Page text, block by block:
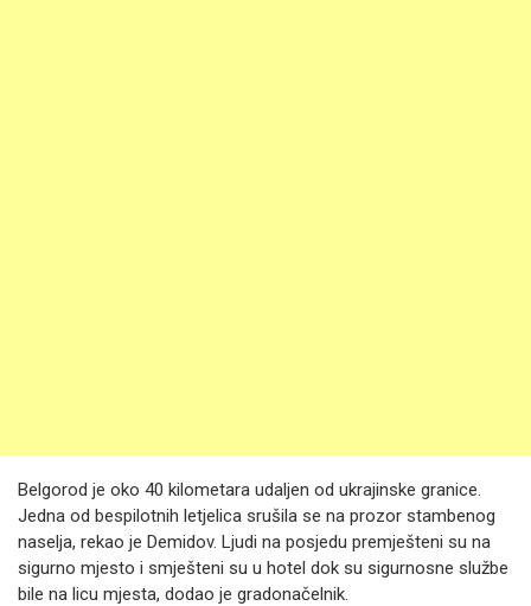
Belgorod je oko 40 kilometara udaljen od ukrajinske granice.
Jedna od bespilotnih letjelica srušila se na prozor stambenog
naselja, rekao je Demidov. Ljudi na posjedu premješteni su na
sigurno mjesto i smješteni su u hotel dok su sigurnosne službe
bile na licu mjesta, dodao je gradonačelnik.